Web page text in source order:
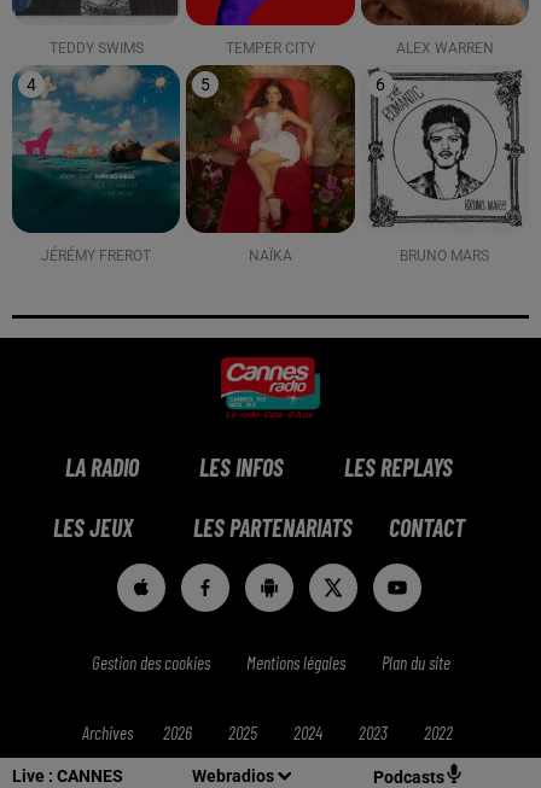
Live : CANNES Webradios Podcasts
TEDDY SWIMS TEMPER CITY ALEX WARREN
4
JÉRÉMY FREROT
5
NAÏKA
6
BRUNO MARS
LA RADIO LES INFOS LES REPLAYS
LES JEUX LES PARTENARIATS CONTACT
Gestion des cookies Mentions légales Plan du site
Archives 2026 2025 2024 2023 2022